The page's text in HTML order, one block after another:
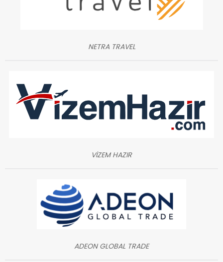
NETRA TRAVEL
VİZEM HAZIR
ADEON GLOBAL TRADE